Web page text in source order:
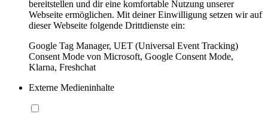
bereitstellen und dir eine komfortable Nutzung unserer
Webseite ermöglichen. Mit deiner Einwilligung setzen wir auf
dieser Webseite folgende Drittdienste ein:
Google Tag Manager, UET (Universal Event Tracking)
Consent Mode von Microsoft, Google Consent Mode,
Klarna, Freshchat
Externe Medieninhalte